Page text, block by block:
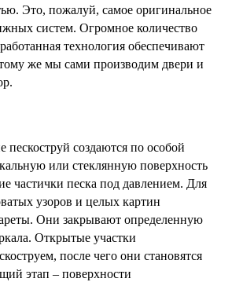
Это, пожалуй, самое оригинальное
систем. Огромное количество
технология обеспечивают
же мы сами производим двери и
создаются по особой
или стеклянную поверхность
частички песка под давлением. Для
узоров и целых картин
Они закрывают определенную
Открытые участки
после чего они становятся
этап – поверхности